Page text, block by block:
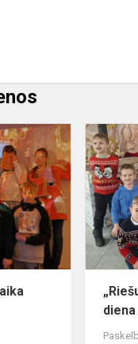
Šeštokų
šventinė
nuotaika
diena